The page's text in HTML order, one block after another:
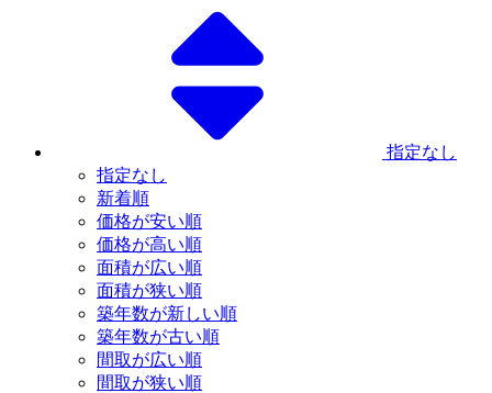
指定なし
指定なし
新着順
価格が安い順
価格が高い順
面積が広い順
面積が狭い順
築年数が新しい順
築年数が古い順
間取が広い順
間取が狭い順